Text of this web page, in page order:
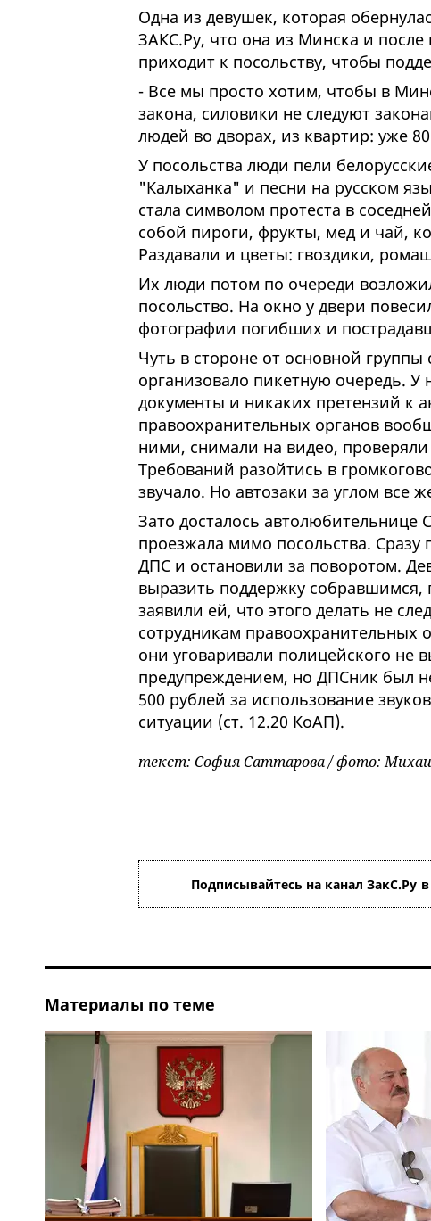
Одна из девушек, которая
ЗАКС.Ру, что она из Минска и
приходит к посольству, чтобы
- Все мы просто хотим, чтобы в
закона, силовики не следуют
людей во дворах, из квартир: уже
У посольства люди пели
"Калыханка" и песни на русском
стала символом протеста в
собой пироги, фрукты, мед и чай,
Раздавали и цветы: гвоздики,
Их люди потом по очереди
посольство. На окно у двери
фотографии погибших и
Чуть в стороне от основной
организовало пикетную очередь.
документы и никаких претензий к
правоохранительных органов
ними, снимали на видео,
Требований разойтись в
звучало. Но автозаки за углом все
Зато досталось автолюбительнице
проезжала мимо посольства. Сразу
ДПС и остановили за поворотом.
выразить поддержку
заявили ей, что этого делать не
сотрудникам правоохранительных
они уговаривали полицейского не
предупреждением, но ДПСник был
500 рублей за использование
ситуации (ст. 12.20 КоАП).
текст: София Саттарова / фото:
Подписывайтесь на канал ЗакС.Ру
Материалы по теме